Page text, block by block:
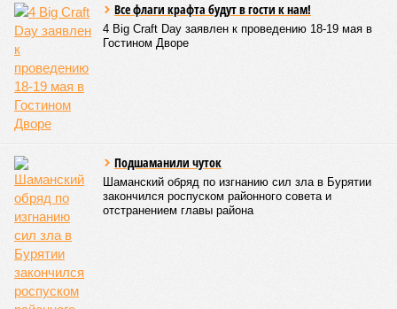
Все флаги крафта будут в гости к нам!
4 Big Craft Day заявлен к проведению 18-19 мая в
Гостином Дворе
Подшаманили чуток
Шаманский обряд по изгнанию сил зла в Бурятии
закончился роспуском районного совета и
отстранением главы района